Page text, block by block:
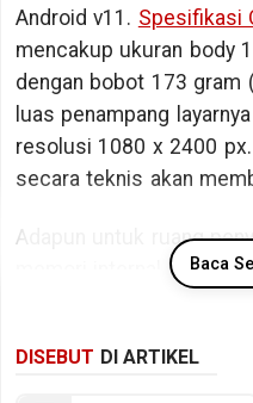
Android v11. Spesifikasi
mencakup ukuran body
dengan bobot 173 gram
luas penampang
resolusi 1080 x 2400
secara teknis akan
Adapun untuk ruang
memori internal
chipset MediaTek
Baca
DISEBUT DI ARTIKEL